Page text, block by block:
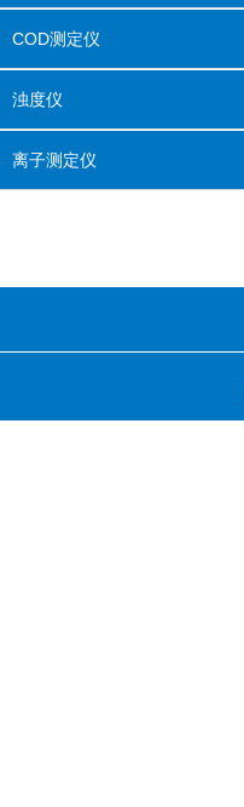
COD测定仪
浊度仪
离子测定仪